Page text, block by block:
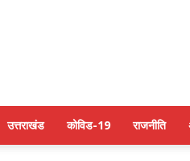
उत्तराखंड कोविड-19 राजनीति